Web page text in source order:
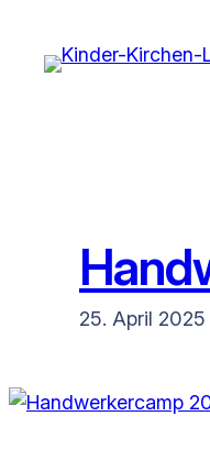
Inhalt
25. April 2025